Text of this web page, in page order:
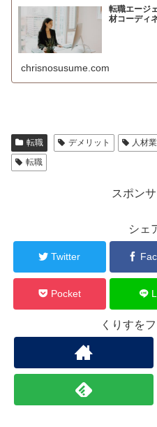
転職エージ
材コーディ
chrisnosusume.com
転職 デメリット 人材
転職
スポン
シェ
Twitter
Pocket
くりすを